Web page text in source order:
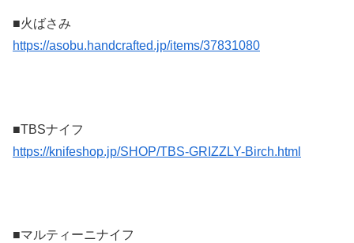
■火ばさみ
https://asobu.handcrafted.jp/items/37831080
■TBSナイフ
https://knifeshop.jp/SHOP/TBS-GRIZZLY-Birch.html
■マルティーニナイフ